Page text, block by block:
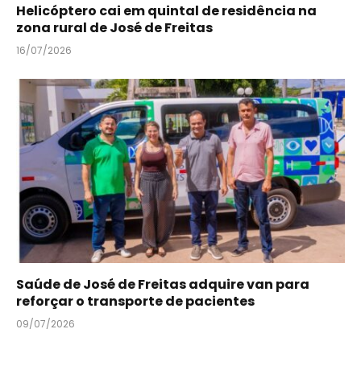
Helicóptero cai em quintal de residência na
zona rural de José de Freitas
16/07/2026
Saúde de José de Freitas adquire van para
reforçar o transporte de pacientes
09/07/2026